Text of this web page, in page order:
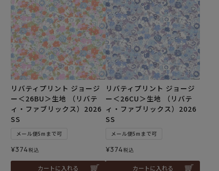
リバティプリント ジョージ
ー＜26BU＞生地 （リバテ
ィ・ファブリックス）2026
SS
メール便5mまで可
¥374税込
カートに入れる
リバティプリント ジョージ
ー＜26CU＞生地 （リバテ
ィ・ファブリックス）2026
SS
メール便5mまで可
¥374税込
カートに入れる